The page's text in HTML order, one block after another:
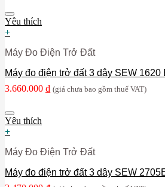
Yêu thích
+
Máy Đo Điện Trở Đất
Máy đo điện trở đất 3 dây SEW 1620
3.660.000 ₫ (giá chưa bao gồm thuế VAT)
Yêu thích
+
Máy Đo Điện Trở Đất
Máy đo điện trở đất 3 dây SEW